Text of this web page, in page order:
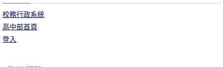
校務行政系統
高中部首頁
登入